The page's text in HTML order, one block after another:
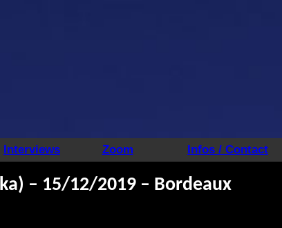
Interviews Zoom Infos / Contact
– 15/12/2019 – Bordeaux